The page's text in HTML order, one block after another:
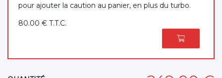
pour ajouter la caution au panier, en plus du turbo.
80.00 € T.T.C.